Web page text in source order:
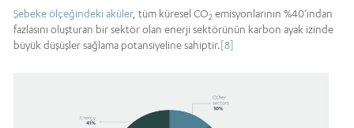
Şebeke ölçeğindeki aküler, tüm küresel CO2 emisyonlarının %40’ından
fazlasını oluşturan bir sektör olan enerji sektörünün karbon ayak izinde
büyük düşüşler sağlama potansiyeline sahiptir.[8]